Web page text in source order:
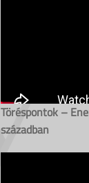
Töréspontok –
században